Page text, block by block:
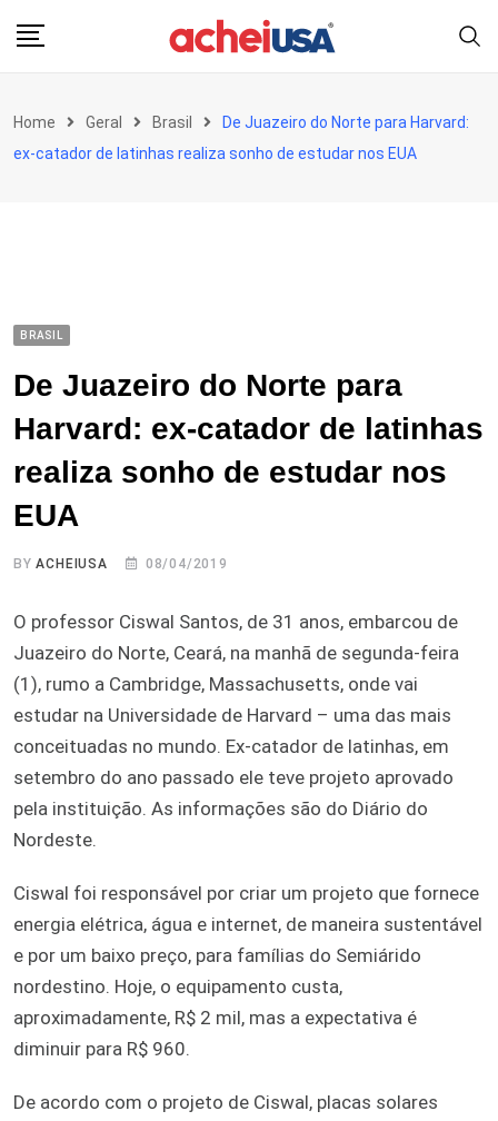
Home Geral Brasil
De Juazeiro do Norte para Harvard:
ex-catador de latinhas realiza sonho de estudar nos EUA
BRASIL
De Juazeiro do Norte para
Harvard: ex-catador de latinhas
realiza sonho de estudar nos
EUA
BYACHEIUSA 08/04/2019
O professor Ciswal Santos, de 31 anos, embarcou de
Juazeiro do Norte, Ceará, na manhã de segunda-feira
(1), rumo a Cambridge, Massachusetts, onde vai
estudar na Universidade de Harvard – uma das mais
conceituadas no mundo. Ex-catador de latinhas, em
setembro do ano passado ele teve projeto aprovado
pela instituição. As informações são do Diário do
Nordeste.
Ciswal foi responsável por criar um projeto que fornece
energia elétrica, água e internet, de maneira sustentável
e por um baixo preço, para famílias do Semiárido
nordestino. Hoje, o equipamento custa,
aproximadamente, R$ 2 mil, mas a expectativa é
diminuir para R$ 960.
De acordo com o projeto de Ciswal, placas solares